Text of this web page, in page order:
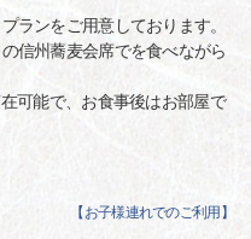
ランをご用意しております。
信州蕎麦会席でを食べながら
可能で、お食事後はお部屋で
【 お子様連れでのご利用 】